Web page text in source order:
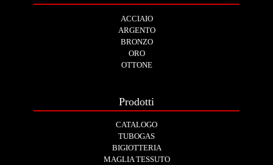
ACCIAIO
ARGENTO
BRONZO
ORO
OTTONE
Prodotti
CATALOGO
TUBOGAS
BIGIOTTERIA
MAGLIA TESSUTO